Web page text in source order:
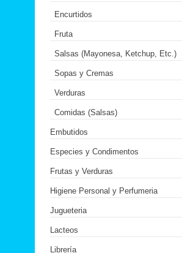
Encurtidos
Fruta
Salsas (Mayonesa, Ketchup, Etc.)
Sopas y Cremas
Verduras
Comidas (Salsas)
Embutidos
Especies y Condimentos
Frutas y Verduras
Higiene Personal y Perfumeria
Jugueteria
Lacteos
Librería